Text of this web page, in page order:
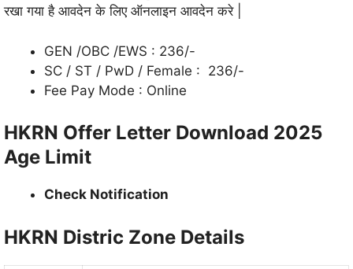
रखा गया है आवदेन के लिए ऑनलाइन आवदेन करे |
GEN /OBC /EWS : 236/-
SC / ST / PwD / Female : 236/-
Fee Pay Mode : Online
HKRN Offer Letter Download 2025
Age Limit
Check Notification
HKRN Distric Zone Details